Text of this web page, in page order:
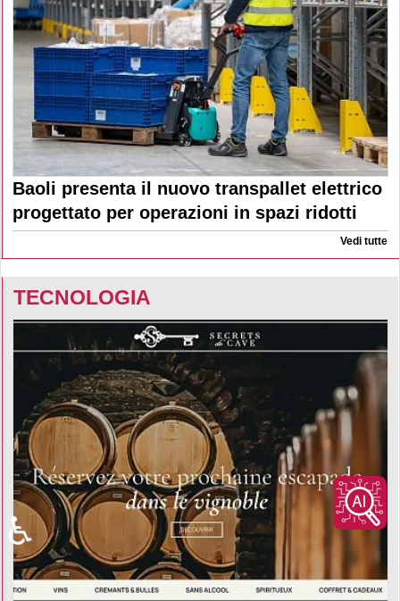
Baoli presenta il nuovo transpallet elettrico
progettato per operazioni in spazi ridotti
Vedi tutte
TECNOLOGIA